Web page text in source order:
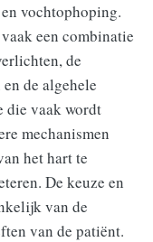
vochtophoping.
een combinatie
de
de algehele
die vaak wordt
mechanismen
het hart te
De keuze en
van de
van de patiënt.